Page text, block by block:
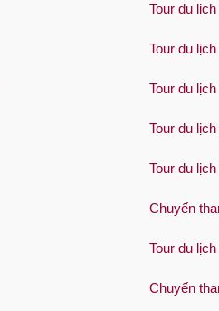
Tour du
Tour du
Tour du
Tour du
Tour du
Chuyến
Tour du
Chuyến